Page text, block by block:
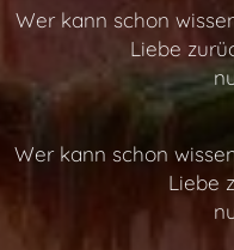
Wer kann schon
Liebe
Wer kann schon
Liebe